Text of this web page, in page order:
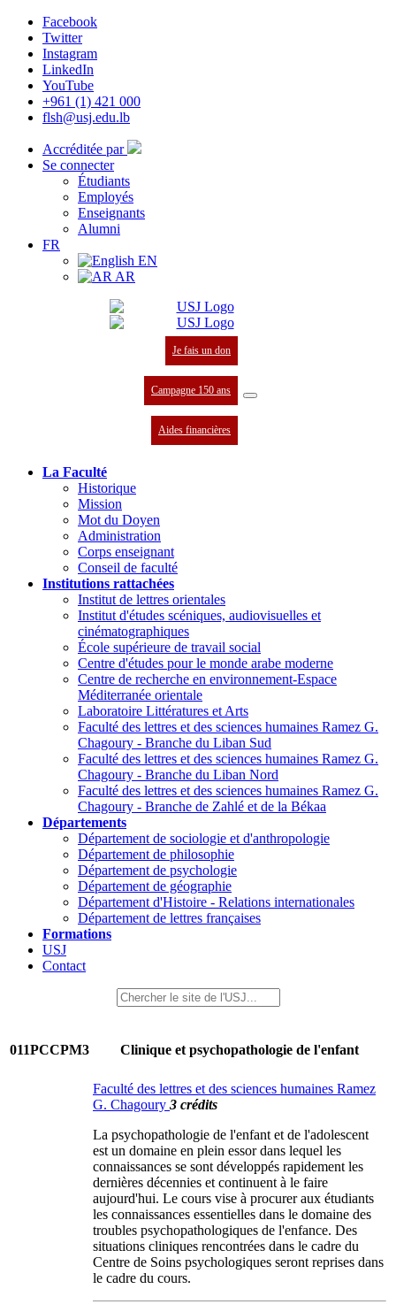
Facebook
Twitter
Instagram
LinkedIn
YouTube
+961 (1) 421 000
flsh@usj.edu.lb
Accréditée par
Se connecter
Étudiants
Employés
Enseignants
Alumni
FR
EN
AR
Je fais un don
Campagne 150 ans
Aides financières
La Faculté
Historique
Mission
Mot du Doyen
Administration
Corps enseignant
Conseil de faculté
Institutions rattachées
Institut de lettres orientales
Institut d'études scéniques, audiovisuelles et
cinématographiques
École supérieure de travail social
Centre d'études pour le monde arabe moderne
Centre de recherche en environnement-Espace
Méditerranée orientale
Laboratoire Littératures et Arts
Faculté des lettres et des sciences humaines Ramez G.
Chagoury - Branche du Liban Sud
Faculté des lettres et des sciences humaines Ramez G.
Chagoury - Branche du Liban Nord
Faculté des lettres et des sciences humaines Ramez G.
Chagoury - Branche de Zahlé et de la Békaa
Départements
Département de sociologie et d'anthropologie
Département de philosophie
Département de psychologie
Département de géographie
Département d'Histoire - Relations internationales
Département de lettres françaises
Formations
USJ
Contact
011PCCPM3 Clinique et psychopathologie de l'enfant
Faculté des lettres et des sciences humaines Ramez
G. Chagoury 3 crédits
La psychopathologie de l'enfant et de l'adolescent
est un domaine en plein essor dans lequel les
connaissances se sont développés rapidement les
dernières décennies et continuent à le faire
aujourd'hui. Le cours vise à procurer aux étudiants
les connaissances essentielles dans le domaine des
troubles psychopathologiques de l'enfance. Des
situations cliniques rencontrées dans le cadre du
Centre de Soins psychologiques seront reprises dans
le cadre du cours.